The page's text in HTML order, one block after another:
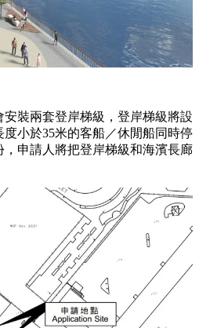
裝兩套登岸梯級，登岸梯級將設
度小於35米的客船／休閒船同時停
申請人將把登岸梯級和海濱長廊